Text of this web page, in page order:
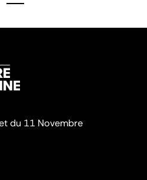
du 11 Novembre